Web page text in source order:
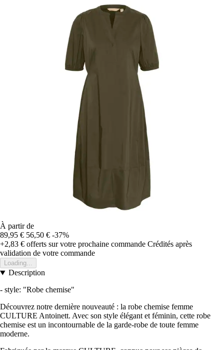
À partir de
89,95 € 56,50 € -37%
+2,83 € offerts sur votre prochaine commande Crédités après
validation de votre commande
Loading...
Description
- style: "Robe chemise"
Découvrez notre dernière nouveauté : la robe chemise femme
CULTURE Antoinett. Avec son style élégant et féminin, cette robe
chemise est un incontournable de la garde-robe de toute femme
moderne.